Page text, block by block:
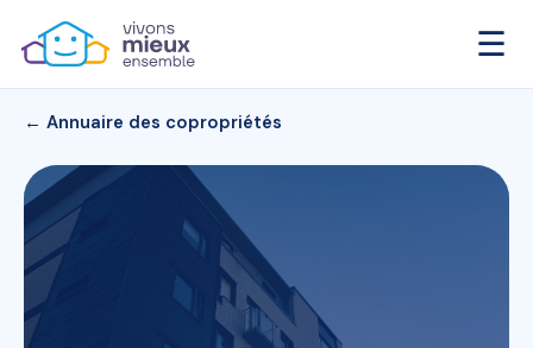
☰
← Annuaire des copropriétés